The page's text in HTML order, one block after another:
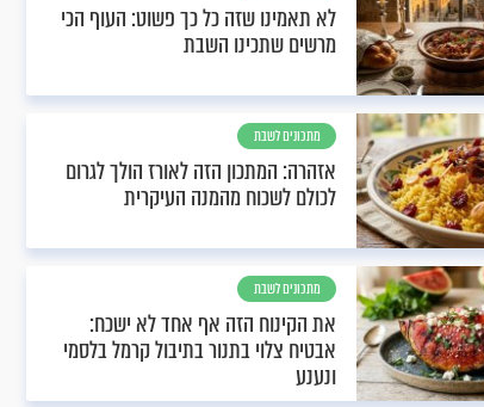
לא תאמינו שזה כל כך פשוט: העוף הכי
מרשים שתכינו השבת
מתכונים לשבת
אזהרה: המתכון הזה לאורז הולך לגרום
לכולם לשכוח מהמנה העיקרית
מתכונים לשבת
את הקינוח הזה אף אחד לא ישכח:
אבטיח צלוי בתנור בתיבול קרמל בלסמי
ונענע